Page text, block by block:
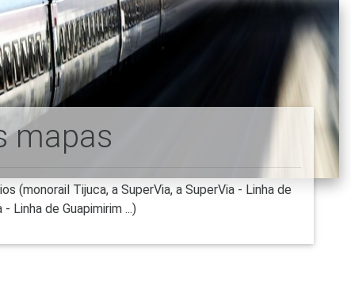
mapas
(monorail Tijuca, a SuperVia, a SuperVia - Linha de
Linha de Guapimirim ...)